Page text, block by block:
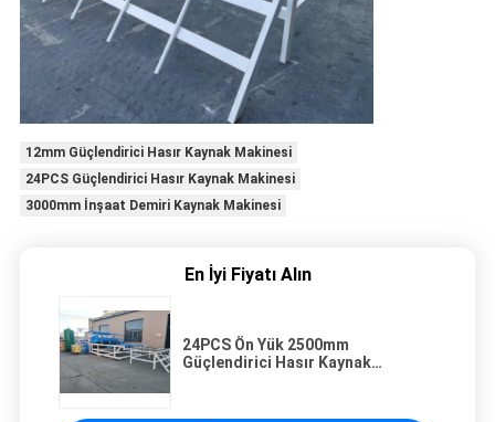
12mm Güçlendirici Hasır Kaynak Makinesi
24PCS Güçlendirici Hasır Kaynak Makinesi
3000mm İnşaat Demiri Kaynak Makinesi
En İyi Fiyatı Alın
24PCS Ön Yük 2500mm
Güçlendirici Hasır Kaynak